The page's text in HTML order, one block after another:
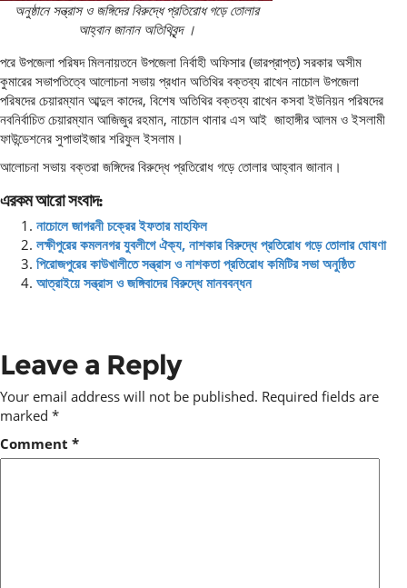
অনুষ্ঠানে সন্ত্রাস ও জঙ্গিদের বিরুদ্ধে প্রতিরোধ গড়ে তোলার
আহ্বান জানান অতিথিবৃন্দ ।
পরে উপজেলা পরিষদ মিলনায়তনে উপজেলা নির্বাহী অফিসার (ভারপ্রাপ্ত) সরকার অসীম
কুমারের সভাপতিত্বে আলোচনা সভায় প্রধান অতিথির বক্তব্য রাখেন নাচোল উপজেলা
পরিষদের চেয়ারম্যান আব্দুল কাদের, বিশেষ অতিথির বক্তব্য রাখেন কসবা ইউনিয়ন পরিষদের
নবনির্বাচিত চেয়ারম্যান আজিজুর রহমান, নাচোল থানার এস আই জাহাঙ্গীর আলম ও ইসলামী
ফাউন্ডেশনের সুপাভাইজার শরিফুল ইসলাম।
আলোচনা সভায় বক্তরা জঙ্গিদের বিরুদ্ধে প্রতিরোধ গড়ে তোলার আহ্বান জানান।
এরকম আরো সংবাদ:
নাচোলে জাগরনী চক্রের ইফতার মাহফিল
লক্ষীপুরের কমলনগর যুবলীগে ঐক্য, নাশকার বিরুদ্ধে প্রতিরোধ গড়ে তোলার ঘোষণা
পিরোজপুরের কাউখালীতে সন্ত্রাস ও নাশকতা প্রতিরোধ কমিটির সভা অনুষ্ঠিত
আত্রাইয়ে সন্ত্রাস ও জঙ্গিবাদের বিরুদ্ধে মানববন্ধন
Leave a Reply
Your email address will not be published. Required fields are
marked *
Comment *